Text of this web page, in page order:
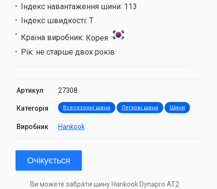
Індекс навантаження шини: 113
Індекс швидкості: T
Країна виробник: Корея
Рік: не старше двох років
Артикул 27308
Категорія Всесезонні шини Легкові шини Шини
Виробник Hankook
Очікується
Ви можете забрати шину Hankook Dynapro AT2